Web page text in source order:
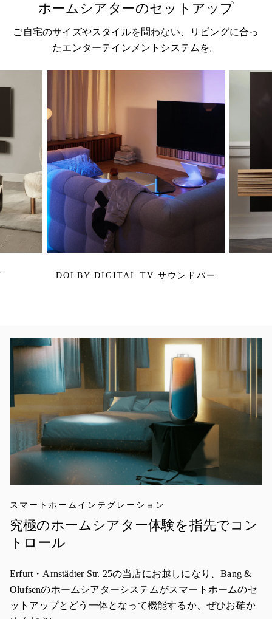
ホームシアターのセットアップ
ご自宅のサイズやスタイルを問わない、リビングに合っ
たエンターテインメントシステムを。
DOLBY DIGITAL TV サウンドバー
イベント画像
スマートホームインテグレーション
究極のホームシアター体験を指先でコン
トロール
Erfurt・Arnstädter Str. 25の当店にお越しになり、Bang &
Olufsenのホームシアターシステムがスマートホームのセ
ットアップとどう一体となって機能するか、ぜひお確か